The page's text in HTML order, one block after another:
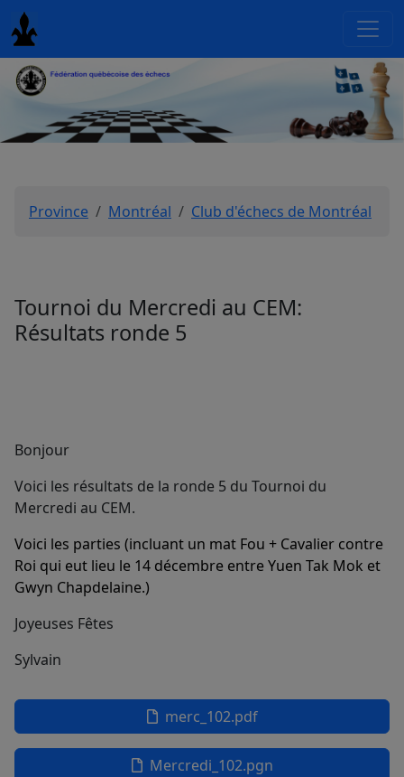
Province Montréal Club d'échecs de Montréal
Tournoi du Mercredi au CEM:
Résultats ronde 5
Bonjour
Voici les résultats de la ronde 5 du Tournoi du
Mercredi au CEM.
Voici les parties (incluant un mat Fou + Cavalier contre
Roi qui eut lieu le 14 décembre entre Yuen Tak Mok et
Gwyn Chapdelaine.)
Joyeuses Fêtes
Sylvain
merc_102.pdf
Mercredi_102.pgn